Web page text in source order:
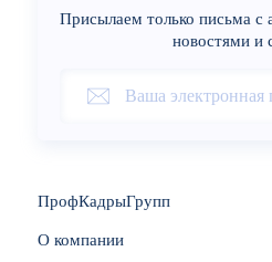
Присылаем только письма с
новостями и
ПрофКадрыГрупп
О компании